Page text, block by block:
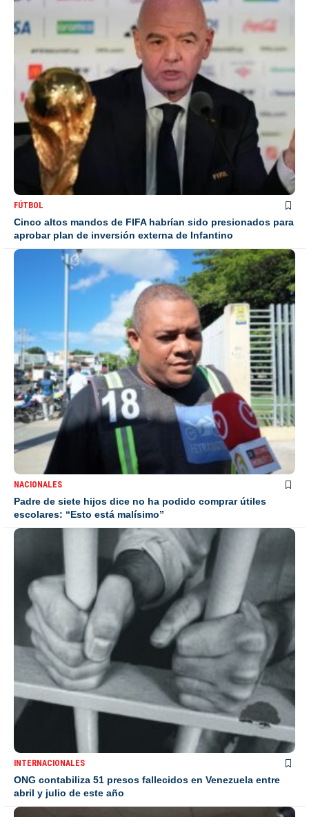
FÚTBOL
Cinco altos mandos de FIFA habrían sido presionados para
aprobar plan de inversión externa de Infantino
NACIONALES
Padre de siete hijos dice no ha podido comprar útiles
escolares: “Esto está malísimo”
INTERNACIONALES
ONG contabiliza 51 presos fallecidos en Venezuela entre
abril y julio de este año